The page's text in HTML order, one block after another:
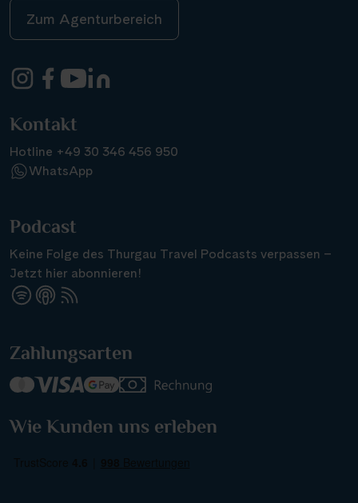
Zum Agenturbereich
Kontakt
Hotline +49 30 346 456 950
WhatsApp
Podcast
Keine Folge des Thurgau Travel Podcasts verpassen –
Jetzt hier abonnieren!
Zahlungsarten
Wie Kunden uns erleben